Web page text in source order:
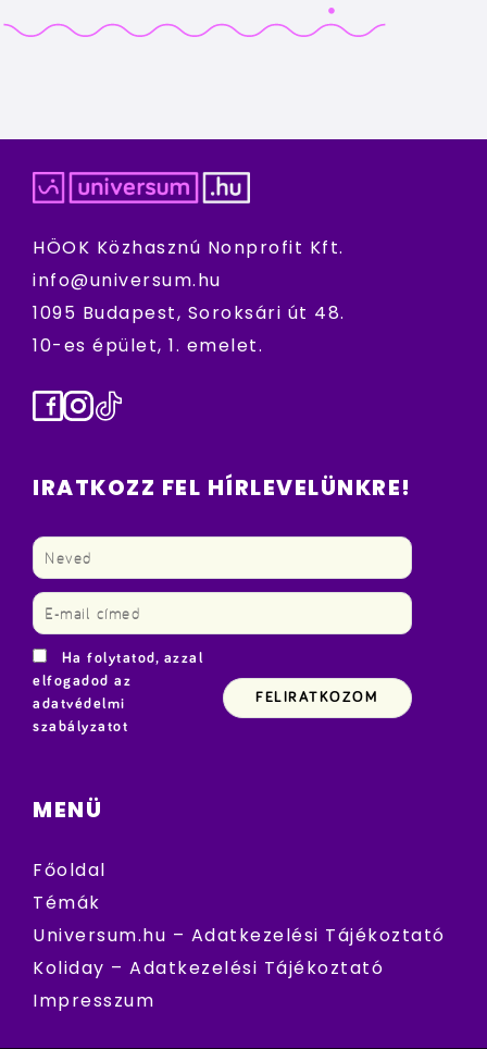
HÖOK Közhasznú Nonprofit Kft.
info@universum.hu
1095 Budapest, Soroksári út 48.
10-es épület, 1. emelet.
Facebook
Instagram
TikTok
IRATKOZZ FEL HÍRLEVELÜNKRE!
Ha folytatod, azzal
elfogadod az
adatvédelmi
szabályzatot
MENÜ
Főoldal
Témák
Universum.hu – Adatkezelési Tájékoztató
Koliday – Adatkezelési Tájékoztató
Impresszum